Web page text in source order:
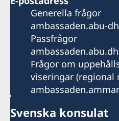
Generella frågor
ambassaden.abu-
Passfrågor
Frågor om
viseringar (regional
Svenska konsulat